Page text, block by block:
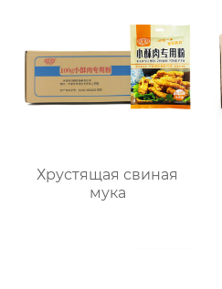
Хрустящая свиная
мука